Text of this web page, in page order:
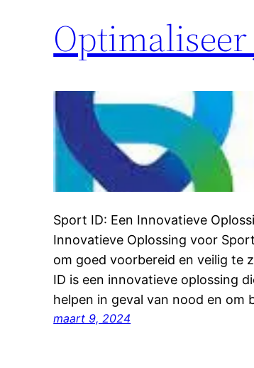
Sport ID: Een Innovatieve
Innovatieve Oplossing voor
om goed voorbereid en veilig te
ID is een innovatieve oplossing
helpen in geval van nood en
maart 9, 2024